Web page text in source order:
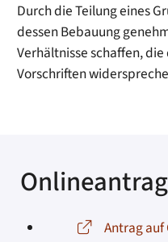
Durch die Teilung eines
dessen Bebauung
Verhältnisse schaffen,
Vorschriften
Antrag